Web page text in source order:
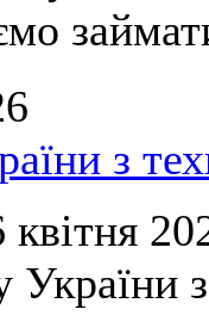
з
квітня
України